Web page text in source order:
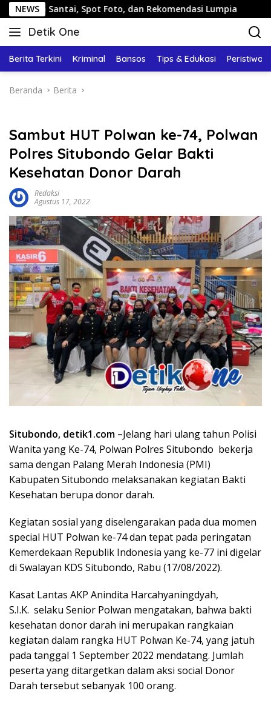
Langsung
ke
konten
NEWS
Spot Foto, dan Rekomendasi Lumpia Panduan
Detik One
Tajam
Fakta
Berita Terkini Kriminal Bansos Tips & Edukasi Peristiwa
Beranda Berita
Sambut HUT Polwan ke-74, Polwan
Polres Situbondo Gelar Bakti
Kesehatan Donor Darah
Redaksi
Agustus 17, 2022
Situbondo, detik1.com –Jelang hari ulang tahun Polisi
Wanita yang Ke-74, Polwan Polres Situbondo bekerja
sama dengan Palang Merah Indonesia (PMI)
Kabupaten Situbondo melaksanakan kegiatan Bakti
Kesehatan berupa donor darah.
Kegiatan sosial yang diselengarakan pada dua momen
special HUT Polwan ke-74 dan tepat pada peringatan
Kemerdekaan Republik Indonesia yang ke-77 ini digelar
di Swalayan KDS Situbondo, Rabu (17/08/2022).
Kasat Lantas AKP Anindita Harcahyaningdyah,
S.I.K. selaku Senior Polwan mengatakan, bahwa bakti
kesehatan donor darah ini merupakan rangkaian
kegiatan dalam rangka HUT Polwan Ke-74, yang jatuh
pada tanggal 1 September 2022 mendatang. Jumlah
peserta yang ditargetkan dalam aksi social Donor
Darah tersebut sebanyak 100 orang.